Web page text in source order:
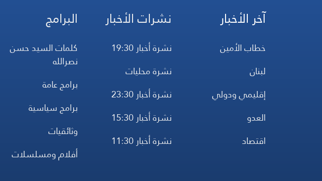
آخر الأخبار
خطاب الأمين
لبنان
إقليمي ودولي
العدو
اقتصاد
نشرات الأخبار
نشرة أخبار 19:30
نشرة محليات
نشرة أخبار 23:30
نشرة أخبار 15:30
نشرة أخبار 11:30
البرامج
كلمات السيد حسن
نصرالله
برامج عامة
برامج سياسية
وثائقيات
أفلام ومسلسلات